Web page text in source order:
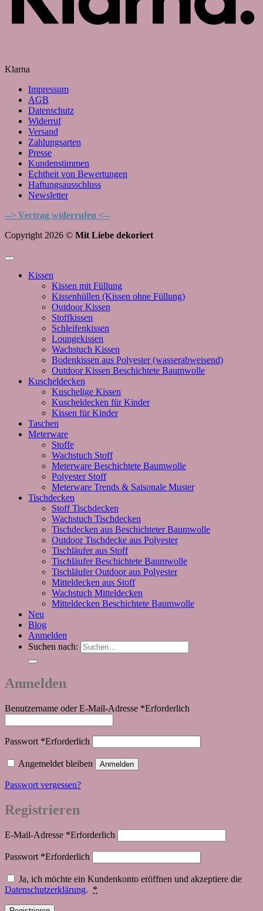
Klarna
Impressum
AGB
Datenschutz
Widerruf
Versand
Zahlungsarten
Presse
Kundenstimmen
Echtheit von Bewertungen
Haftungsausschluss
Newsletter
--> Vertrag widerrufen <--
Copyright 2026 © Mit Liebe dekoriert
Kissen
Kissen mit Füllung
Kissenhüllen (Kissen ohne Füllung)
Outdoor Kissen
Stoffkissen
Schleifenkissen
Loungekissen
Wachstuch Kissen
Bodenkissen aus Polyester (wasserabweisend)
Outdoor Kissen Beschichtete Baumwolle
Kuscheldecken
Kuschelige Kissen
Kuscheldecken für Kinder
Kissen für Kinder
Taschen
Meterware
Stoffe
Wachstuch Stoff
Meterware Beschichtete Baumwolle
Polyester Stoff
Meterware Trends & Saisonale Muster
Tischdecken
Stoff Tischdecken
Wachstuch Tischdecken
Tischdecken aus Beschichteter Baumwolle
Outdoor Tischdecke aus Polyester
Tischläufer aus Stoff
Tischläufer Beschichtete Baumwolle
Tischläufer Outdoor aus Polyester
Mitteldecken aus Stoff
Wachstuch Mitteldecken
Mitteldecken Beschichtete Baumwolle
Neu
Blog
Anmelden
Suchen nach:
Anmelden
Benutzername oder E-Mail-Adresse *Erforderlich
Passwort *Erforderlich
Angemeldet bleiben Anmelden
Passwort vergessen?
Registrieren
E-Mail-Adresse *Erforderlich
Passwort *Erforderlich
Ja, ich möchte ein Kundenkonto eröffnen und akzeptiere die
Datenschutzerklärung. *